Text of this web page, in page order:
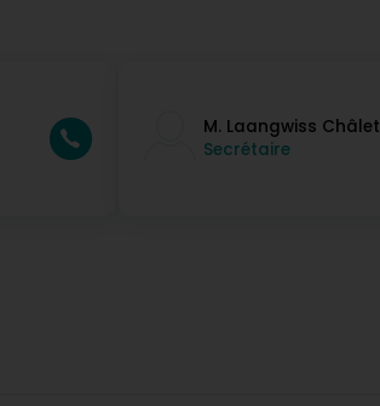
M. Laangwiss Châlet
Secrétaire